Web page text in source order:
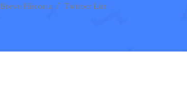
Breve Historia / Twitter List